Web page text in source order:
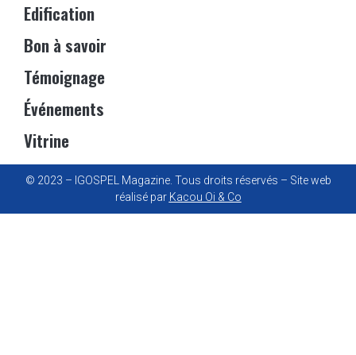
Edification
Bon à savoir
Témoignage
Événements
Vitrine
© 2023 – IGOSPEL Magazine. Tous droits réservés – Site web
réalisé par Kacou Oi & Co